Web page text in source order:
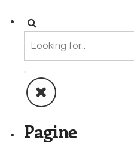
Pagine